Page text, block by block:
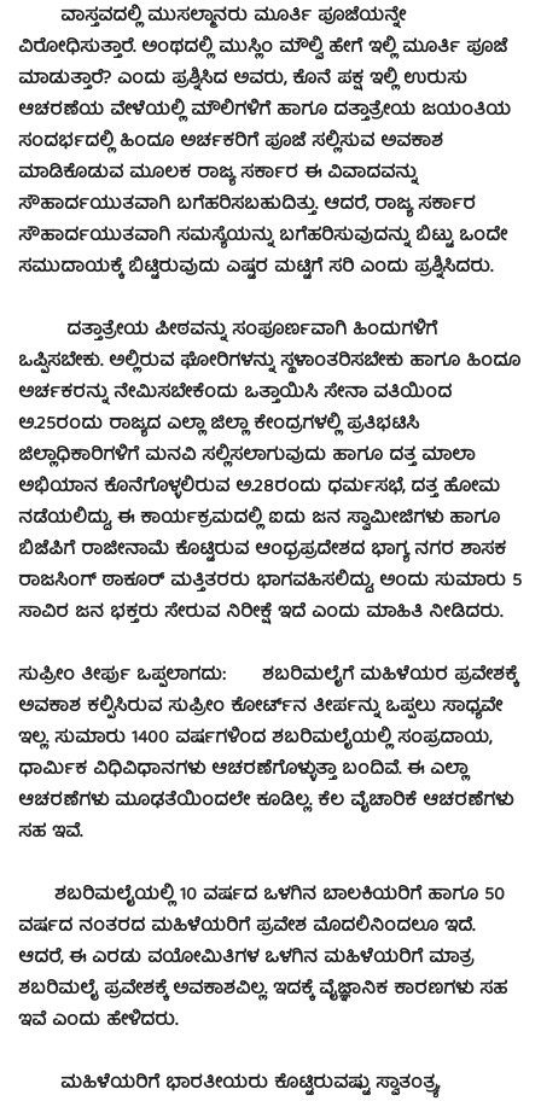
ವಾಸ್ತವದಲ್ಲಿ ಮುಸಲ್ಮಾನರು ಮೂರ್ತಿ ಪೂಜೆಯನ್ನೇ
ವಿರೋಧಿಸುತ್ತಾರೆ. ಅಂಥದಲ್ಲಿ ಮುಸ್ಲಿಂ ಮೌಲ್ವಿ ಹೇಗೆ ಇಲ್ಲಿ ಮೂರ್ತಿ ಪೂಜೆ
ಮಾಡುತ್ತಾರೆ? ಎಂದು ಪ್ರಶ್ನಿಸಿದ ಅವರು, ಕೊನೆ ಪಕ್ಷ ಇಲ್ಲಿ ಉರುಸು
ಆಚರಣೆಯ ವೇಳೆಯಲ್ಲಿ ಮೌಲಿಗಳಿಗೆ ಹಾಗೂ ದತ್ತಾತ್ರೇಯ ಜಯಂತಿಯ
ಸಂದರ್ಭದಲ್ಲಿ ಹಿಂದೂ ಅರ್ಚಕರಿಗೆ ಪೂಜೆ ಸಲ್ಲಿಸುವ ಅವಕಾಶ
ಮಾಡಿಕೊಡುವ ಮೂಲಕ ರಾಜ್ಯ ಸರ್ಕಾರ ಈ ವಿವಾದವನ್ನು
ಸೌಹಾರ್ದಯುತವಾಗಿ ಬಗೆಹರಿಸಬಹುದಿತ್ತು. ಆದರೆ, ರಾಜ್ಯ ಸರ್ಕಾರ
ಸೌಹಾರ್ದಯುತವಾಗಿ ಸಮಸ್ಯೆಯನ್ನು ಬಗೆಹರಿಸುವುದನ್ನು ಬಿಟ್ಟು ಒಂದೇ
ಸಮುದಾಯಕ್ಕೆ ಬಿಟ್ಟಿರುವುದು ಎಷ್ಟರ ಮಟ್ಟಿಗೆ ಸರಿ ಎಂದು ಪ್ರಶ್ನಿಸಿದರು.
ದತ್ತಾತ್ರೇಯ ಪೀಠವನ್ನು ಸಂಪೂರ್ಣವಾಗಿ ಹಿಂದುಗಳಿಗೆ
ಒಪ್ಪಿಸಬೇಕು. ಅಲ್ಲಿರುವ ಘೋರಿಗಳನ್ನು ಸ್ಥಳಾಂತರಿಸಬೇಕು ಹಾಗೂ ಹಿಂದೂ
ಅರ್ಚಕರನ್ನು ನೇಮಿಸಬೇಕೆಂದು ಒತ್ತಾಯಿಸಿ ಸೇನಾ ವತಿಯಿಂದ
ಅ.25ರಂದು ರಾಜ್ಯದ ಎಲ್ಲಾ ಜಿಲ್ಲಾ ಕೇಂದ್ರಗಳಲ್ಲಿ ಪ್ರತಿಭಟಿಸಿ
ಜಿಲ್ಲಾಧಿಕಾರಿಗಳಿಗೆ ಮನವಿ ಸಲ್ಲಿಸಲಾಗುವುದು ಹಾಗೂ ದತ್ತ ಮಾಲಾ
ಅಭಿಯಾನ ಕೊನೆಗೊಳ್ಳಲಿರುವ ಅ.28ರಂದು ಧರ್ಮಸಭೆ, ದತ್ತ ಹೋಮ
ನಡೆಯಲಿದ್ದು, ಈ ಕಾರ್ಯಕ್ರಮದಲ್ಲಿ ಐದು ಜನ ಸ್ವಾಮೀಜಿಗಳು ಹಾಗೂ
ಬಿಜೆಪಿಗೆ ರಾಜೀನಾಮೆ ಕೊಟ್ಟಿರುವ ಆಂಧ್ರಪ್ರದೇಶದ ಭಾಗ್ಯ ನಗರ ಶಾಸಕ
ರಾಜಸಿಂಗ್ ಠಾಕೂರ್ ಮತ್ತಿತರರು ಭಾಗವಹಿಸಲಿದ್ದು, ಅಂದು ಸುಮಾರು 5
ಸಾವಿರ ಜನ ಭಕ್ತರು ಸೇರುವ ನಿರೀಕ್ಷೆ ಇದೆ ಎಂದು ಮಾಹಿತಿ ನೀಡಿದರು.
ಸುಪ್ರೀಂ ತೀರ್ಪು ಒಪ್ಪಲಾಗದು: ಶಬರಿಮಲೈಗೆ ಮಹಿಳೆಯರ ಪ್ರವೇಶಕ್ಕೆ
ಅವಕಾಶ ಕಲ್ಪಿಸಿರುವ ಸುಪ್ರೀಂ ಕೋರ್ಟ್‍ನ ತೀರ್ಪನ್ನು ಒಪ್ಪಲು ಸಾಧ್ಯವೇ
ಇಲ್ಲ. ಸುಮಾರು 1400 ವರ್ಷಗಳಿಂದ ಶಬರಿಮಲೈಯಲ್ಲಿ ಸಂಪ್ರದಾಯ,
ಧಾರ್ಮಿಕ ವಿಧಿವಿಧಾನಗಳು ಆಚರಣೆಗೊಳ್ಳುತ್ತಾ ಬಂದಿವೆ. ಈ ಎಲ್ಲಾ
ಆಚರಣೆಗಳು ಮೂಢತೆಯಿಂದಲೇ ಕೂಡಿಲ್ಲ. ಕೆಲ ವೈಚಾರಿಕೆ ಆಚರಣೆಗಳು
ಸಹ ಇವೆ.
ಶಬರಿಮಲೈಯಲ್ಲಿ 10 ವರ್ಷದ ಒಳಗಿನ ಬಾಲಕಿಯರಿಗೆ ಹಾಗೂ 50
ವರ್ಷದ ನಂತರದ ಮಹಿಳೆಯರಿಗೆ ಪ್ರವೇಶ ಮೊದಲಿನಿಂದಲೂ ಇದೆ.
ಆದರೆ, ಈ ಎರಡು ವಯೋಮಿತಿಗಳ ಒಳಗಿನ ಮಹಿಳೆಯರಿಗೆ ಮಾತ್ರ
ಶಬರಿಮಲೈ ಪ್ರವೇಶಕ್ಕೆ ಅವಕಾಶವಿಲ್ಲ. ಇದಕ್ಕೆ ವೈಜ್ಞಾನಿಕ ಕಾರಣಗಳು ಸಹ
ಇವೆ ಎಂದು ಹೇಳಿದರು.
ಮಹಿಳೆಯರಿಗೆ ಭಾರತೀಯರು ಕೊಟ್ಟಿರುವಷ್ಟು ಸ್ವಾತಂತ್ರ್ಯ,